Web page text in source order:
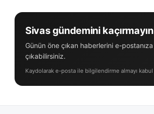
Sivas gündemini kaçırmayın
Günün öne çıkan haberlerini e-
çıkabilirsiniz.
Kaydolarak e-posta ile bilgilendirme almayı